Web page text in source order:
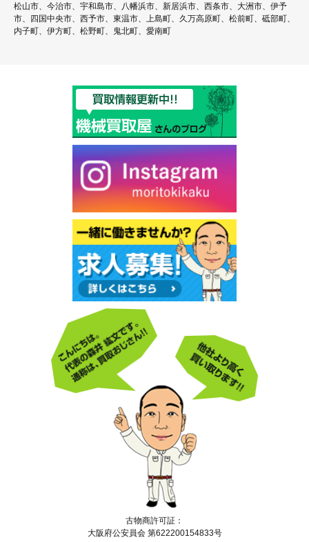
松山市、今治市、宇和島市、八幡浜市、新居浜市、西条市、大洲市、伊予
市、四国中央市、西予市、東温市、上島町、久万高原町、松前町、砥部町、
内子町、伊方町、松野町、鬼北町、愛南町
古物商許可証：
大阪府公安員会 第622200154833号